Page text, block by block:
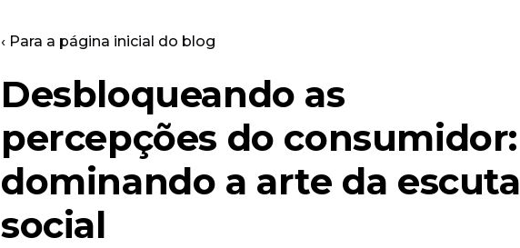
‹ Para a página inicial do blog
Desbloqueando as
percepções do consumidor:
dominando a arte da escuta
social